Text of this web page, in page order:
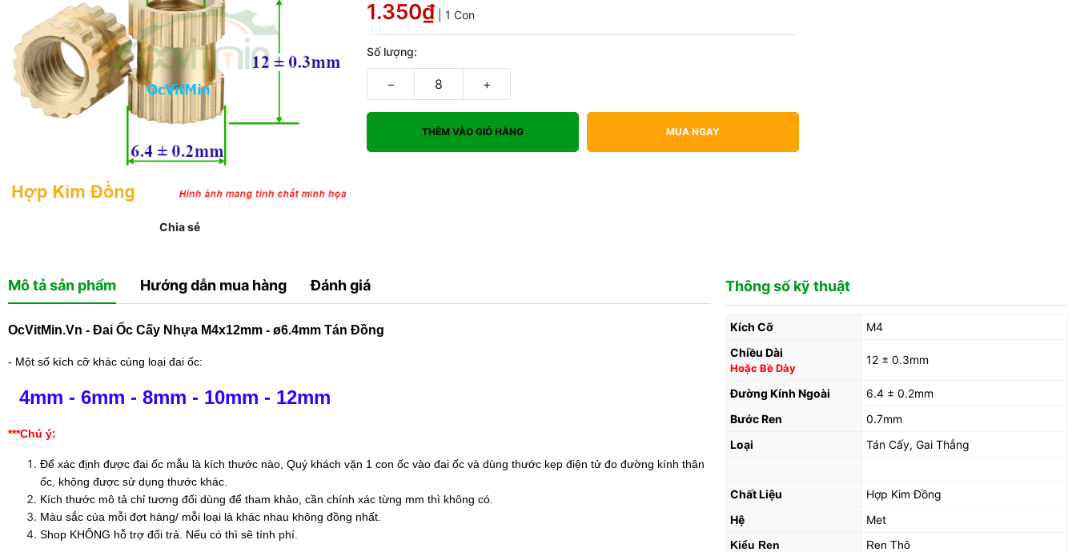
Chia sẻ
1.350₫ | 1 Con
Số lượng:
− +
THÊM VÀO GIỎ HÀNG MUA NGAY
Mô tả sản phẩm Hướng dẫn mua hàng Đánh giá
OcVitMin.Vn - Đai Ốc Cấy Nhựa M4x12mm - ø6.4mm Tán Đồng
- Một số kích cỡ khác cùng loại đai ốc:
4mm - 6mm - 8mm - 10mm - 12mm
***Chú ý:
Để xác định được đai ốc mẫu là kích thước nào, Quý khách vặn 1 con ốc vào đai ốc và dùng thước kẹp điện tử đo đường kính thân
ốc, không được sử dụng thước khác.
Kích thước mô tả chỉ tương đối dùng để tham khảo, cần chính xác từng mm thì không có.
Màu sắc của mỗi đợt hàng/ mỗi loại là khác nhau không đồng nhất.
Shop KHÔNG hỗ trợ đổi trả. Nếu có thì sẽ tính phí.
Thông số kỹ thuật
Kích Cỡ
M4
Chiều Dài
Hoặc Bề Dày
12 ± 0.3mm
Đường Kính Ngoài
6.4 ± 0.2mm
Bước Ren
0.7mm
Loại
Tán Cấy, Gai Thẳng
Chất Liệu
Hợp Kim Đồng
Hệ
Met
Kiểu Ren Ren Thô